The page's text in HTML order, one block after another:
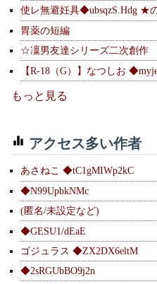
使レ無避妊具◆ubsqzS.Hdg ★
胃薬の短編
☆凜男友達シリーズ二次創作
【R-18（G）】なつしお
もっと見る
アクセス多い作者
あさねこ ◆tC1gMIWp2kC
◆N99UpbkNMc
(匿名/未設定など)
◆GESU1/dEaE
ゴジュラス ◆ZX2DX6eltM
◆2sRGUbBO9j2n